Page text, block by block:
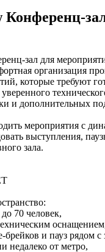
Конференц-
зал для
организация
которые требуют
и дополнительных
мероприятия с
выступления,
зала.
70 человек,
брейков и пауз рядом с
недалеко от метро,